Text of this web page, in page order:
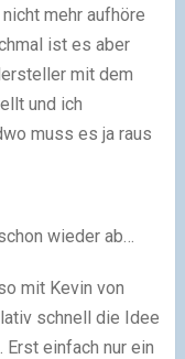
mehr aufhöre
ist es aber
mit dem
und ich
muss es ja raus
wieder ab…
mit Kevin von
schnell die Idee
einfach nur ein